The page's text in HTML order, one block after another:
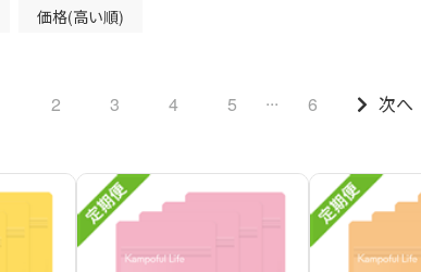
価格(高い順)
2 3 4 5 ... 6 次へ